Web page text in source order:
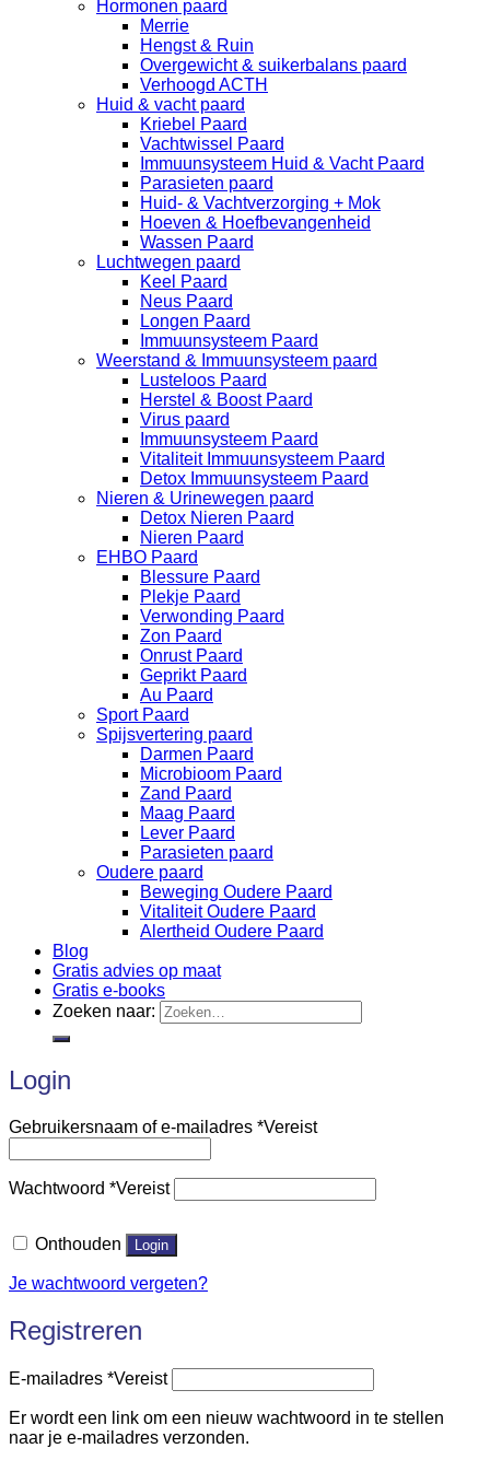
Hormonen paard
Merrie
Hengst & Ruin
Overgewicht & suikerbalans paard
Verhoogd ACTH
Huid & vacht paard
Kriebel Paard
Vachtwissel Paard
Immuunsysteem Huid & Vacht Paard
Parasieten paard
Huid- & Vachtverzorging + Mok
Hoeven & Hoefbevangenheid
Wassen Paard
Luchtwegen paard
Keel Paard
Neus Paard
Longen Paard
Immuunsysteem Paard
Weerstand & Immuunsysteem paard
Lusteloos Paard
Herstel & Boost Paard
Virus paard
Immuunsysteem Paard
Vitaliteit Immuunsysteem Paard
Detox Immuunsysteem Paard
Nieren & Urinewegen paard
Detox Nieren Paard
Nieren Paard
EHBO Paard
Blessure Paard
Plekje Paard
Verwonding Paard
Zon Paard
Onrust Paard
Geprikt Paard
Au Paard
Sport Paard
Spijsvertering paard
Darmen Paard
Microbioom Paard
Zand Paard
Maag Paard
Lever Paard
Parasieten paard
Oudere paard
Beweging Oudere Paard
Vitaliteit Oudere Paard
Alertheid Oudere Paard
Blog
Gratis advies op maat
Gratis e-books
Zoeken naar:
Login
Gebruikersnaam of e-mailadres *Vereist
Wachtwoord *Vereist
Onthouden Login
Je wachtwoord vergeten?
Registreren
E-mailadres *Vereist
Er wordt een link om een nieuw wachtwoord in te stellen
naar je e-mailadres verzonden.